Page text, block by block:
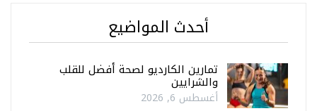
أحدث المواضيع
تمارين الكارديو لصحة أفضل للقلب
والشرايين
أغسطس 6, 2026